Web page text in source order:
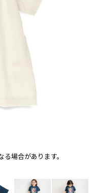
場合があります。